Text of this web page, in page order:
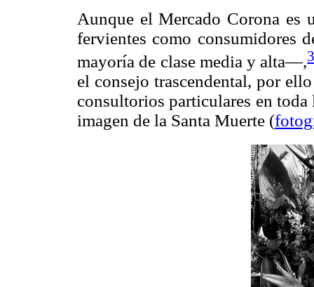
Aunque el Mercado Corona es
fervientes como consumidores
mayoría de clase media y alta—,
el consejo trascendental, por
consultorios particulares en
imagen de la Santa Muerte (